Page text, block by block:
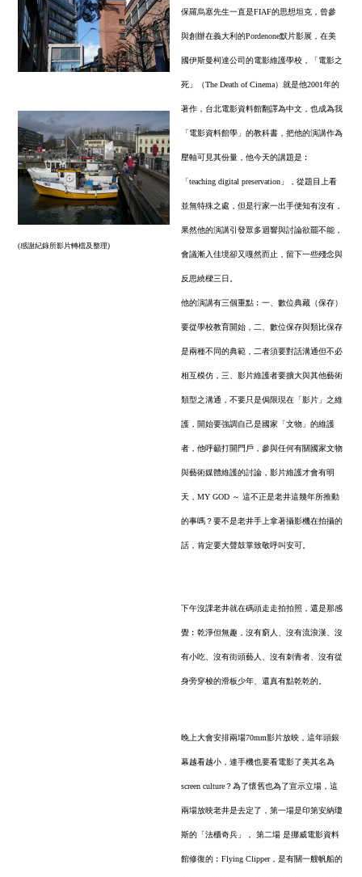
(感謝紀錄所影片轉檔及整理)
保羅烏塞先生一直是FIAF的思想坦克，曾參
與創辦在義大利的Pordenone默片影展，在美
國伊斯曼柯達公司的電影維護學校，「電影之
死」（The Death of Cinema）就是他2001年的
著作，台北電影資料館翻譯為中文，也成為我
「電影資料館學」的教科書，把他的演講作為
壓軸可見其份量，他今天的講題是︰
「teaching digital preservation」，從題目上看
並無特殊之處，但是行家一出手便知有沒有，
果然他的演講引發眾多迴響與討論欲罷不能，
會議漸入佳境卻又嘎然而止，留下一些殘念與
反思繞樑三日。
他的演講有三個重點︰一、數位典藏（保存）
要從學校教育開始，二、數位保存與類比保存
是兩種不同的典範，二者須要對話溝通但不必
相互模仿，三、影片維護者要擴大與其他藝術
類型之溝通，不要只是侷限現在「影片」之維
護，開始要強調自己是國家「文物」的維護
者，他呼籲打開門戶，參與任何有關國家文物
與藝術媒體維護的討論，影片維護才會有明
天，MY GOD ～ 這不正是老井這幾年所推動
的事嗎？要不是老井手上拿著攝影機在拍攝的
話，肯定要大聲鼓掌致敬呼叫安可。
下午沒課老井就在碼頭走走拍拍照，還是那感
覺︰乾淨但無趣，沒有窮人、沒有流浪漢、沒
有小吃、沒有街頭藝人、沒有刺青者、沒有從
身旁穿梭的滑板少年、還真有點乾乾的。
晚上大會安排兩場70mm影片放映，這年頭銀
幕越看越小，連手機也要看電影了美其名為
screen culture？為了懷舊也為了宣示立場，這
兩場放映老井是去定了，第一場是印第安納瓊
斯的「法櫃奇兵」， 第二場 是挪威電影資料
館修復的︰Flying Clipper，是有關一艘帆船的